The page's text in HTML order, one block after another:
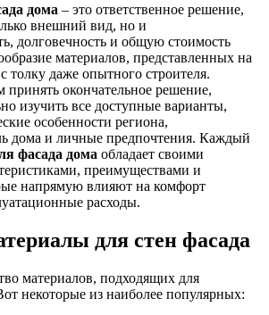
дома – это ответственное решение,
внешний вид, но и
долговечность и общую стоимость
материалов, представленных на
толку даже опытного строителя.
принять окончательное решение,
изучить все доступные варианты,
особенности региона,
дома и личные предпочтения. Каждый
фасада дома обладает своими
преимуществами и
напрямую влияют на комфорт
расходы.
для стен фасада
материалов, подходящих для
некоторые из наиболее популярных: